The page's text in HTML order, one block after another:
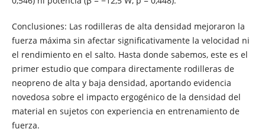
Conclusiones: Las rodilleras de alta densidad mejoraron la
fuerza máxima sin afectar significativamente la velocidad ni
el rendimiento en el salto. Hasta donde sabemos, este es el
primer estudio que compara directamente rodilleras de
neopreno de alta y baja densidad, aportando evidencia
novedosa sobre el impacto ergogénico de la densidad del
material en sujetos con experiencia en entrenamiento de
fuerza.